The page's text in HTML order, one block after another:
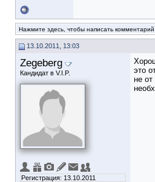
Нажмите здесь, чтобы написать
13.10.2011, 13:03
Zegeberg
Кандидат в V.I.P.
Регистрация: 13.10.2011
это
не от